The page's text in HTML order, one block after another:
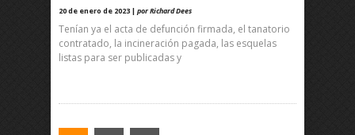
20 de enero de 2023 | por Richard Dees
Tenían ya el acta de defunción firmada, el tanatorio
contratado, la incineración pagada, las esquelas
listas para ser publicadas y